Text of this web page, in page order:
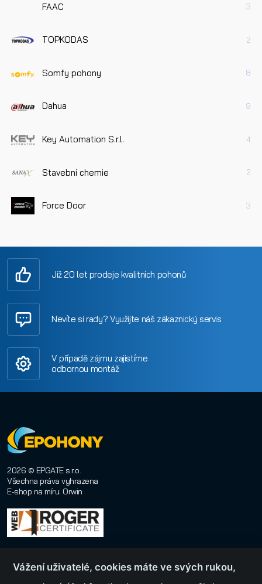
FAAC 3
TOPKODAS 2
Somfy pohony 8
Dahua 9
Key Automation S.r.l. 4
Stavební chemie 2
Force Door 3
Již 20 let prodeje kvalitních pohonů
Nevíte si rady? Využijte náš zákaznický servis
V případě zájmu zajistíme
odbornou montáž
2026 © EPGATE s.r.o.
Všechna práva vyhrazena
E-shop na míru: Orwin
Vážení uživatelé, cookies máte ve svých rukou,